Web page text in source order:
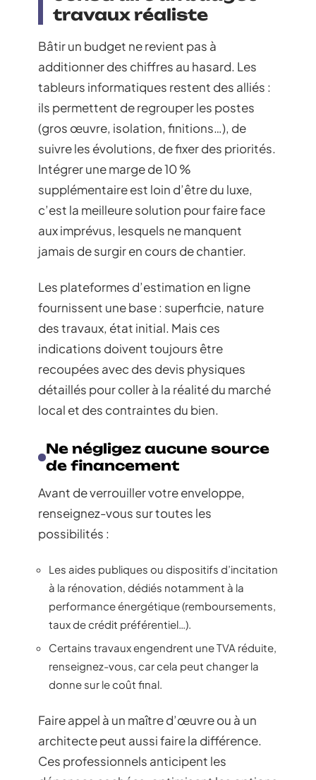
travaux réaliste
Bâtir un budget ne revient pas à
additionner des chiffres au hasard. Les
tableurs informatiques restent des alliés :
ils permettent de regrouper les postes
(gros œuvre, isolation, finitions…), de
suivre les évolutions, de fixer des priorités.
Intégrer une marge de 10 %
supplémentaire est loin d’être du luxe,
c’est la meilleure solution pour faire face
aux imprévus, lesquels ne manquent
jamais de surgir en cours de chantier.
Les plateformes d’estimation en ligne
fournissent une base : superficie, nature
des travaux, état initial. Mais ces
indications doivent toujours être
recoupées avec des devis physiques
détaillés pour coller à la réalité du marché
local et des contraintes du bien.
Ne négligez aucune source
de financement
Avant de verrouiller votre enveloppe,
renseignez-vous sur toutes les
possibilités :
Les aides publiques ou dispositifs d’incitation
à la rénovation, dédiés notamment à la
performance énergétique (remboursements,
taux de crédit préférentiel…).
Certains travaux engendrent une TVA réduite,
renseignez-vous, car cela peut changer la
donne sur le coût final.
Faire appel à un maître d’œuvre ou à un
architecte peut aussi faire la différence.
Ces professionnels anticipent les